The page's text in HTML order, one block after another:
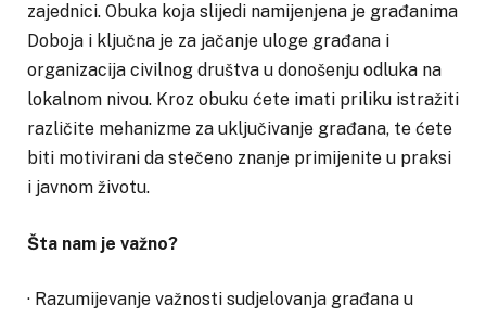
zajednici. Obuka koja slijedi namijenjena je građanima
Doboja i ključna je za jačanje uloge građana i
organizacija civilnog društva u donošenju odluka na
lokalnom nivou. Kroz obuku ćete imati priliku istražiti
različite mehanizme za uključivanje građana, te ćete
biti motivirani da stečeno znanje primijenite u praksi
i javnom životu.
Šta nam je važno?
· Razumijevanje važnosti sudjelovanja građana u